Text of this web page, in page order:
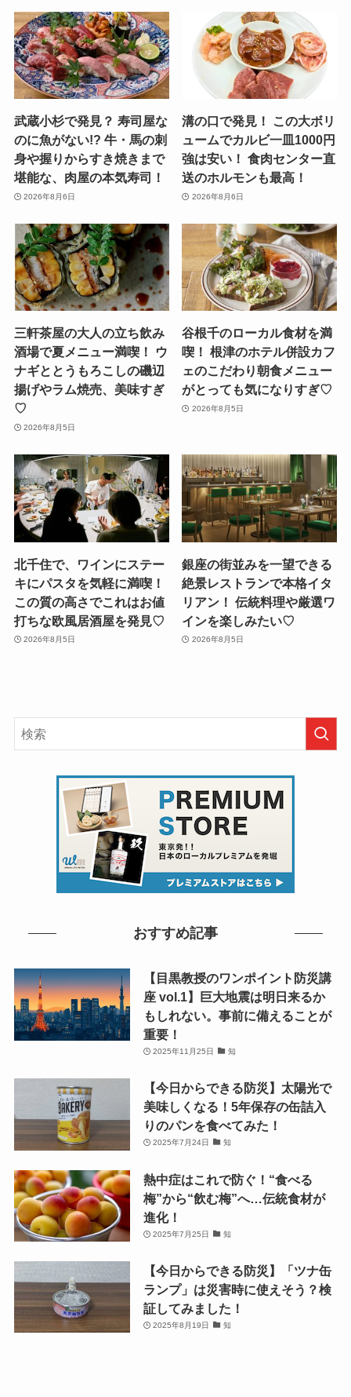
武蔵小杉で発見？ 寿司屋な
のに魚がない!? 牛・馬の刺
身や握りからすき焼きまで
堪能な、肉屋の本気寿司！
2026年8月6日
溝の口で発見！ この大ボリ
ュームでカルビ一皿1000円
強は安い！ 食肉センター直
送のホルモンも最高！
2026年8月6日
三軒茶屋の大人の立ち飲み
酒場で夏メニュー満喫！ ウ
ナギととうもろこしの磯辺
揚げやラム焼売、美味すぎ
♡
2026年8月5日
谷根千のローカル食材を満
喫！ 根津のホテル併設カフ
ェのこだわり朝食メニュー
がとっても気になりすぎ♡
2026年8月5日
北千住で、ワインにステー
キにパスタを気軽に満喫！
この質の高さでこれはお値
打ちな欧風居酒屋を発見♡
2026年8月5日
銀座の街並みを一望できる
絶景レストランで本格イタ
リアン！ 伝統料理や厳選ワ
インを楽しみたい♡
2026年8月5日
おすすめ記事
【目黒教授のワンポイント防災講
座 vol.1】巨大地震は明日来るか
もしれない。事前に備えることが
重要！
2025年11月25日 知
【今日からできる防災】太陽光で
美味しくなる！5年保存の缶詰入
りのパンを食べてみた！
2025年7月24日 知
熱中症はこれで防ぐ！“食べる
梅”から“飲む梅”へ…伝統食材が
進化！
2025年7月25日 知
【今日からできる防災】「ツナ缶
ランプ」は災害時に使えそう？検
証してみました！
2025年8月19日 知